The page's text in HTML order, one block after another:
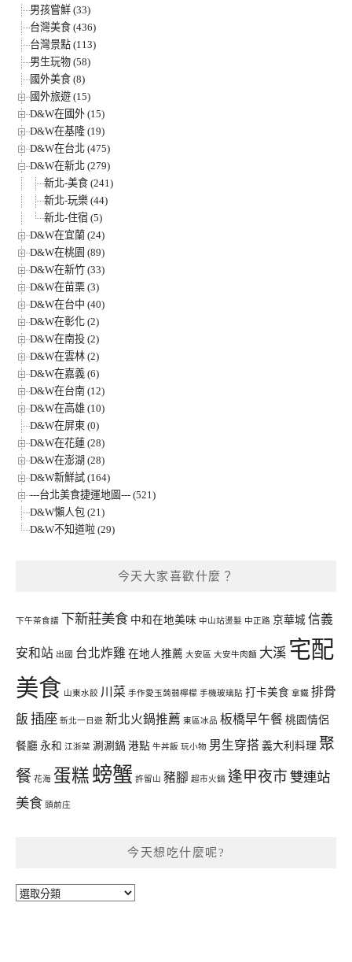
男孩嘗鮮 (33)
台灣美食 (436)
台灣景點 (113)
男生玩物 (58)
國外美食 (8)
國外旅遊 (15)
D&W在國外 (15)
D&W在基隆 (19)
D&W在台北 (475)
D&W在新北 (279)
新北-美食 (241)
新北-玩樂 (44)
新北-住宿 (5)
D&W在宜蘭 (24)
D&W在桃園 (89)
D&W在新竹 (33)
D&W在苗栗 (3)
D&W在台中 (40)
D&W在彰化 (2)
D&W在南投 (2)
D&W在雲林 (2)
D&W在嘉義 (6)
D&W在台南 (12)
D&W在高雄 (10)
D&W在屏東 (0)
D&W在花蓮 (28)
D&W在澎湖 (28)
D&W新鮮試 (164)
---台北美食捷運地圖--- (521)
D&W懶人包 (21)
D&W不知道啦 (29)
今天大家喜歡什麼？
下午茶食譜 下新莊美食 中和在地美味 中山站燙髮 中正路 京華城 信義
安和站 出國 台北炸雞 在地人推薦 大安區 大安牛肉麵 大溪 宅配
美食 山東水餃 川菜 手作愛玉蒟蒻檸檬 手機玻璃貼 打卡美食 拿鐵 排骨
飯 插座 新北一日遊 新北火鍋推薦 東區冰品 板橋早午餐 桃園情侶
餐廳 永和 江浙菜 涮涮鍋 港點 牛丼飯 玩小物 男生穿搭 義大利料理 聚
餐 花海 蛋糕 螃蟹 許留山 豬腳 超市火鍋 逢甲夜市 雙連站
美食 頭前庄
今天想吃什麼呢?
今